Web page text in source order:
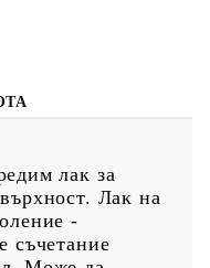
лак за
Лак на
-
съчетание